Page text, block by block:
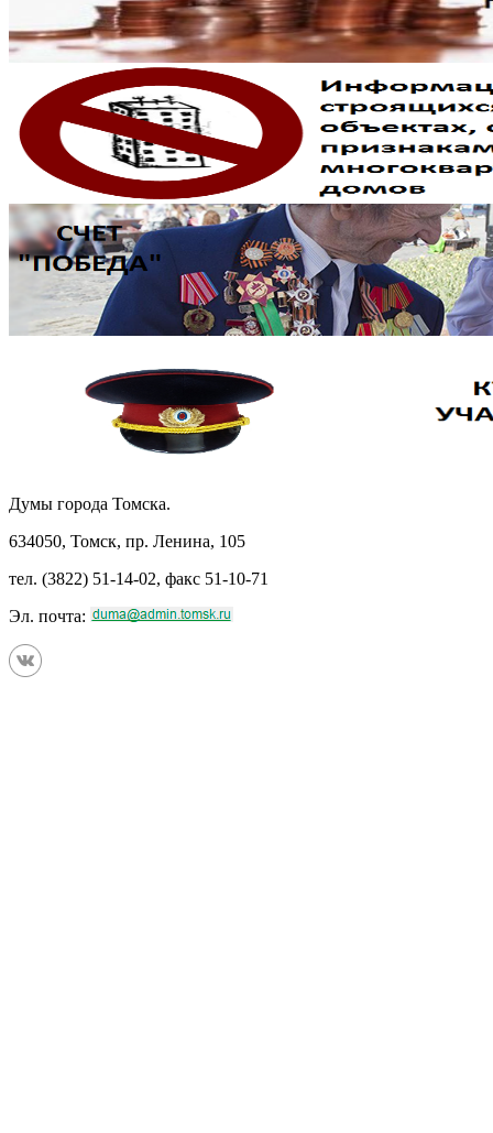
Думы города Томска.
634050, Томск, пр. Ленина, 105
тел. (3822) 51-14-02, факс 51-10-71
Эл. почта: